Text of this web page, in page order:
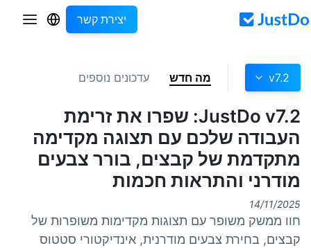
יצירת קשר
v7.2 מה חדש עדכונים נוספים
JustDo v7.2: שפרו את זרימת
העבודה שלכם עם תצוגה מקדימה
מתקדמת של קבצים, בורר צבעים
מודרני והתראות חכמות
14/11/2025
חוו ממשק משופר עם תצוגות מקדימות משופרות של
קבצים, בחירת צבעים מודרנית, אינדיקטורי סטטוס